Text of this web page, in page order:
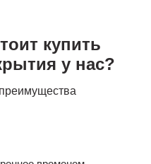
купить
у нас?